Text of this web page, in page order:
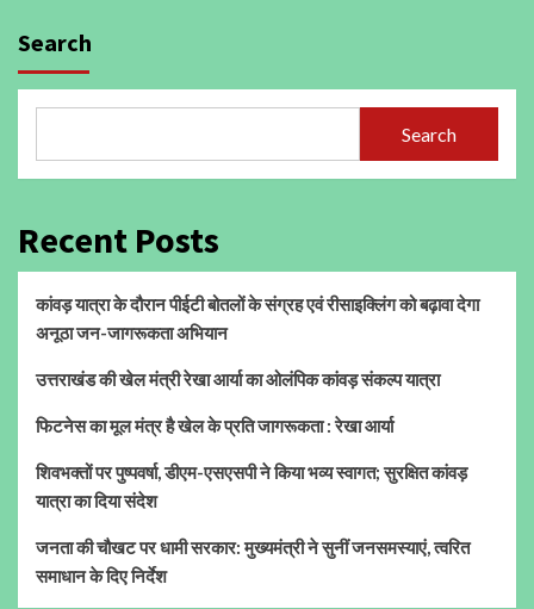
Search
Search
Recent Posts
कांवड़ यात्रा के दौरान पीईटी बोतलों के संग्रह एवं रीसाइक्लिंग को बढ़ावा देगा
अनूठा जन-जागरूकता अभियान
उत्तराखंड की खेल मंत्री रेखा आर्या का ओलंपिक कांवड़ संकल्प यात्रा
फिटनेस का मूल मंत्र है खेल के प्रति जागरूकता : रेखा आर्या
शिवभक्तों पर पुष्पवर्षा, डीएम-एसएसपी ने किया भव्य स्वागत; सुरक्षित कांवड़
यात्रा का दिया संदेश
जनता की चौखट पर धामी सरकार: मुख्यमंत्री ने सुनीं जनसमस्याएं, त्वरित
समाधान के दिए निर्देश